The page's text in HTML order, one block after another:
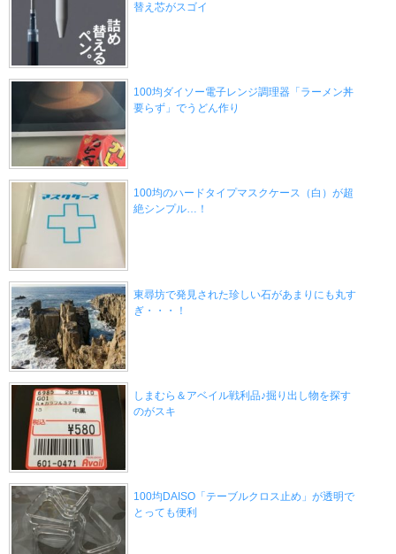
替え芯がスゴイ
100均ダイソー電子レンジ調理器「ラーメン丼
要らず」でうどん作り
100均のハードタイプマスクケース（白）が超
絶シンプル…！
東尋坊で発見された珍しい石があまりにも丸す
ぎ・・・！
しまむら＆アベイル戦利品♪掘り出し物を探す
のがスキ
100均DAISO「テーブルクロス止め」が透明で
とっても便利